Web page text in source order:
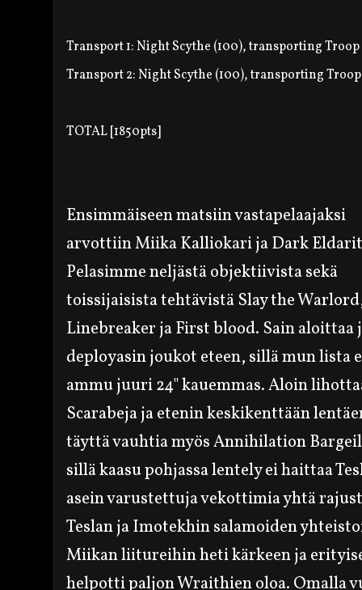
Transport 1: Night Scythe (100), transporting Troop
Transport 2: Night Scythe (100), transporting
TOTAL [1850pts]
Ensimmäiseen matsiin vastapelaajaksi
arvottiin Miika Kalliokari ja Dark
Pelasimme neljästä objektiivista sekä
toissijaisista tehtävistä Slay the Wa
Linebreaker ja First blood. Sain aloittaa
deployasin joukot eteen, sillä mun lista
ammu juuri 24" kauemmas. Aloin
Scarabeja jaetenin keskikenttään
täyttä vauhtia myös Annihilation
sillä kaasu pohjassa lentely eihaittaa
asein varustettuja vekottimiayhtä
Teslan ja Imotekhin salamoiden
Miikan liitureihin hetikärkeen ja
helpotti paljon Wraithien oloa. Omalla